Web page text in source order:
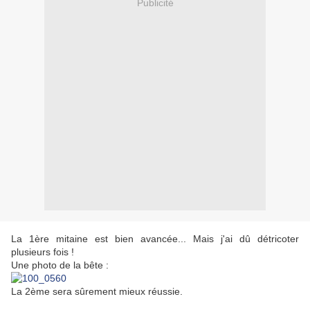
Publicité
La 1ère mitaine est bien avancée... Mais j'ai dû détricoter
plusieurs fois !
Une photo de la bête :
La 2ème sera sûrement mieux réussie.